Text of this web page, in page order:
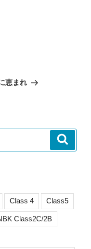
恵まれ
Class 4 Class5
Class2C/2B